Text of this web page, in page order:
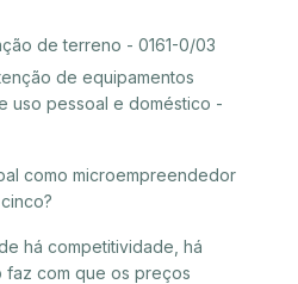
de terreno - 0161-0/03
de equipamentos
uso pessoal e doméstico -
como microempreendedor
há competitividade, há
faz com que os preços